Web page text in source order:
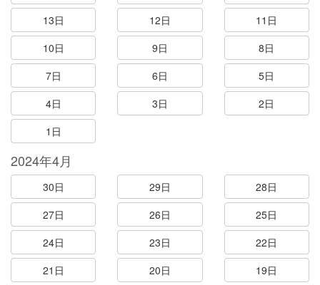
13日
12日
11日
10日
9日
8日
7日
6日
5日
4日
3日
2日
1日
2024年4月
30日 29日
28日
27日
26日
25日
24日
23日
22日
21日
20日
19日